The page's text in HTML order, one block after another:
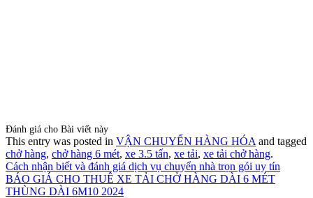
Đánh giá cho Bài viết này
This entry was posted in VẬN CHUYỂN HÀNG HÓA and tagged
chở hàng, chở hàng 6 mét, xe 3.5 tấn, xe tải, xe tải chở hàng.
Cách nhận biết và đánh giá dịch vụ chuyển nhà trọn gói uy tín
BÁO GIÁ CHO THUÊ XE TẢI CHỞ HÀNG DÀI 6 MÉT
THÙNG DÀI 6M10 2024